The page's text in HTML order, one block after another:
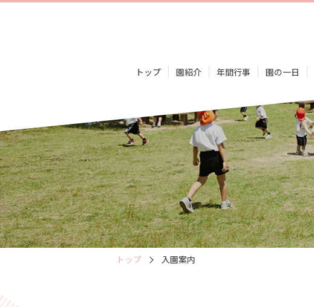
トップ 園紹介 年間行事 園の一日
トップ 入園案内